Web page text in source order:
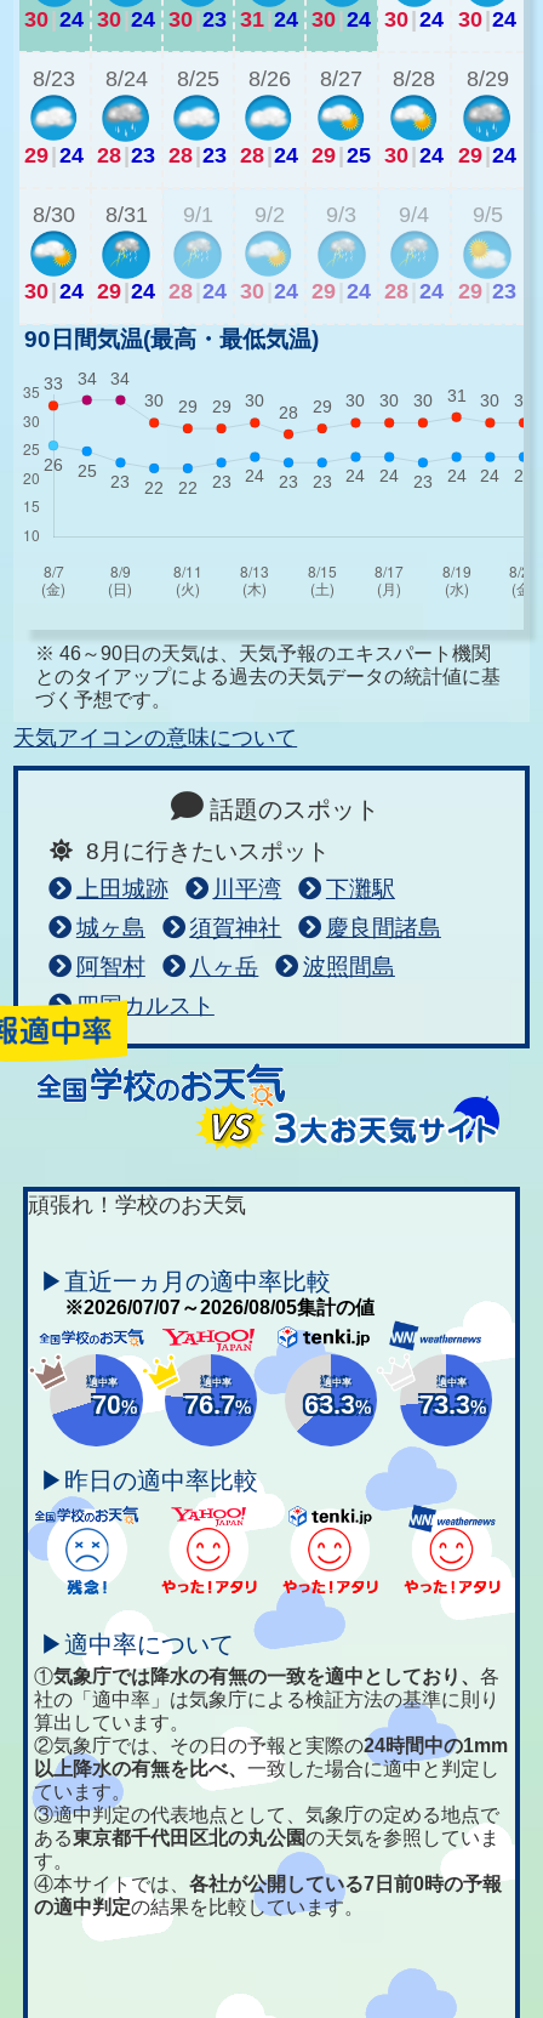
30|24 30|24 30|23 31|24 30|24 30|24 30|24
8/23
29|24
8/24
28|23
8/25
28|23
8/26
28|24
8/27
29|25
8/28
30|24
8/29
29|24
8/30
30|24
8/31
29|24
9/1
28 24
9/2
30 24
9/3
29 24
9/4
28 24
9/5
29 23
90日間気温(最高・最低気温)
※ 46～90日の天気は、天気予報のエキスパート機関
とのタイアップによる過去の天気データの統計値に基
づく予想です。
天気アイコンの意味について
話題のスポット
8月に行きたいスポット
上田城跡
川平湾
下灘駅
城ヶ島
須賀神社
慶良間諸島
阿智村
八ヶ岳
波照間島
四国カルスト
頑張れ！学校のお天気
▶直近一ヵ月の適中率比較
※2026/07/07～2026/08/05集計の値
適中率
70%
適中率
76.7%
適中率
63.3%
適中率
73.3%
▶昨日の適中率比較
▶適中率について
①気象庁では降水の有無の一致を適中としており、各
社の「適中率」は気象庁による検証方法の基準に則り
算出しています。
②気象庁では、その日の予報と実際の24時間中の1mm
以上降水の有無を比べ、一致した場合に適中と判定し
ています。
③適中判定の代表地点として、気象庁の定める地点で
ある東京都千代田区北の丸公園の天気を参照していま
す。
④本サイトでは、各社が公開している7日前0時の予報
の適中判定の結果を比較しています。